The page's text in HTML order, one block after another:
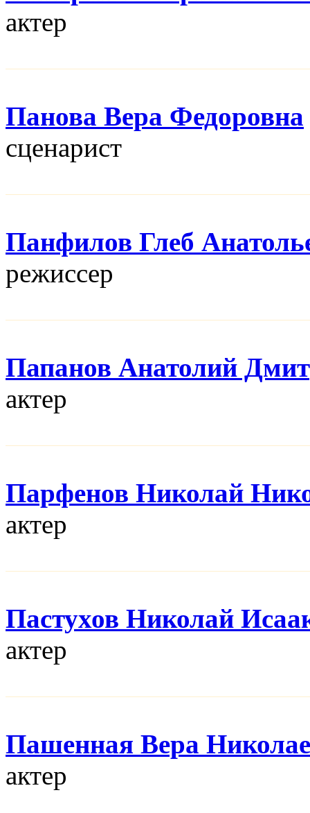
актер
Панова Вера Федоровна
сценарист
Панфилов Глеб
режисcер
Папанов Анатолий
актер
Парфенов Николай
актер
Пастухов Николай
актер
Пашенная Вера
актер